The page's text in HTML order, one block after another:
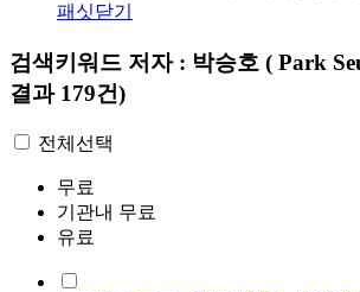
패싯닫기
검색키워드 저자 : 박승호 ( Park
결과 179건)
전체선택
무료
기관내 무료
유료